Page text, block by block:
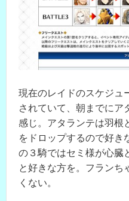
現在のレイドのスケジュ
されていて、朝までにア
感じ。アタランテは羽根
をドロップするので好き
の３騎ではセミ様が心臓
と好きな方を。フランち
くない。